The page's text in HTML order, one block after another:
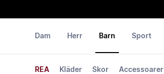
Dam Herr Barn
REA Kläder Skor Accessoarer
Sport